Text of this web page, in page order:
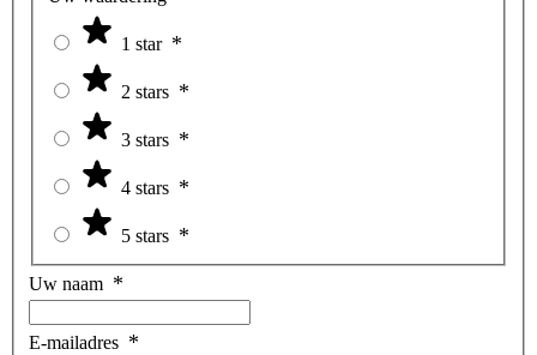
1 star
2 stars
3 stars
4 stars
5 stars
Uw naam
E-mailadres